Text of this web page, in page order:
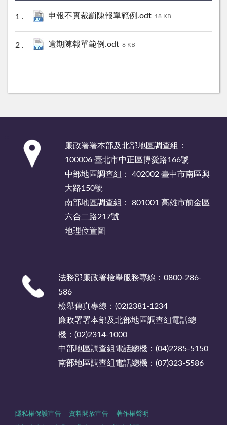
申報不實裁罰陳報單範例.odt 18 KB
逾期陳報單範例.odt 8 KB
廉政署署本部及北部地區調查組：
100006 臺北市中正區博愛路166號
中部地區調查組： 402002 臺中市南區興
大路150號
南部地區調查組： 801001 高雄市前金區
六合二路217號
地理位置圖
法務部廉政署檢舉服務專線：0800-286-
586
檢舉傳真專線：(02)2381-1234
廉政署署本部及北部地區調查組電話總
機：(02)2314-1000
中部地區調查組電話總機：(04)2285-5150
南部地區調查組電話總機：(07)323-5586
隱私權保護宣告 資料開放宣告 著作權聲明